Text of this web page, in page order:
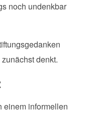
noch undenkbar
denkt.
einem informellen